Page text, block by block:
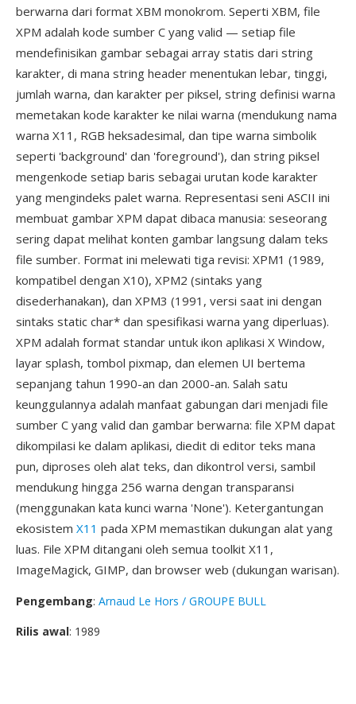
berwarna dari format XBM monokrom. Seperti XBM, file
XPM adalah kode sumber C yang valid — setiap file
mendefinisikan gambar sebagai array statis dari string
karakter, di mana string header menentukan lebar, tinggi,
jumlah warna, dan karakter per piksel, string definisi warna
memetakan kode karakter ke nilai warna (mendukung nama
warna X11, RGB heksadesimal, dan tipe warna simbolik
seperti 'background' dan 'foreground'), dan string piksel
mengenkode setiap baris sebagai urutan kode karakter
yang mengindeks palet warna. Representasi seni ASCII ini
membuat gambar XPM dapat dibaca manusia: seseorang
sering dapat melihat konten gambar langsung dalam teks
file sumber. Format ini melewati tiga revisi: XPM1 (1989,
kompatibel dengan X10), XPM2 (sintaks yang
disederhanakan), dan XPM3 (1991, versi saat ini dengan
sintaks static char* dan spesifikasi warna yang diperluas).
XPM adalah format standar untuk ikon aplikasi X Window,
layar splash, tombol pixmap, dan elemen UI bertema
sepanjang tahun 1990-an dan 2000-an. Salah satu
keunggulannya adalah manfaat gabungan dari menjadi file
sumber C yang valid dan gambar berwarna: file XPM dapat
dikompilasi ke dalam aplikasi, diedit di editor teks mana
pun, diproses oleh alat teks, dan dikontrol versi, sambil
mendukung hingga 256 warna dengan transparansi
(menggunakan kata kunci warna 'None'). Ketergantungan
ekosistem X11 pada XPM memastikan dukungan alat yang
luas. File XPM ditangani oleh semua toolkit X11,
ImageMagick, GIMP, dan browser web (dukungan warisan).
Pengembang: Arnaud Le Hors / GROUPE BULL
Rilis awal: 1989